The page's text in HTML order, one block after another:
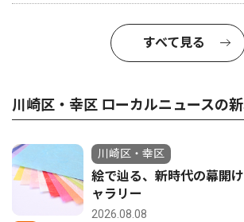
すべて見る
川崎区・幸区 ローカルニュースの
川崎区・幸区
絵で辿る、新時代の幕開
ャラリー
2026.08.08